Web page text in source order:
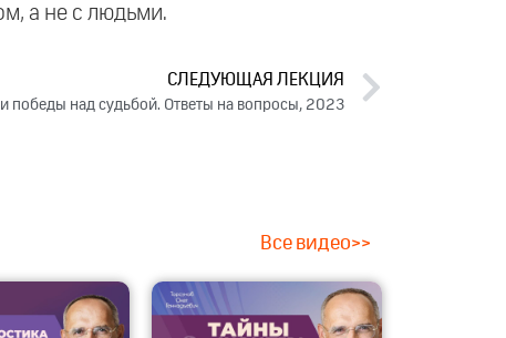
а не с людьми.
СЛЕДУЮЩАЯ ЛЕКЦИЯ
победы над судьбой. Ответы на вопросы, 2023
Все видео>>